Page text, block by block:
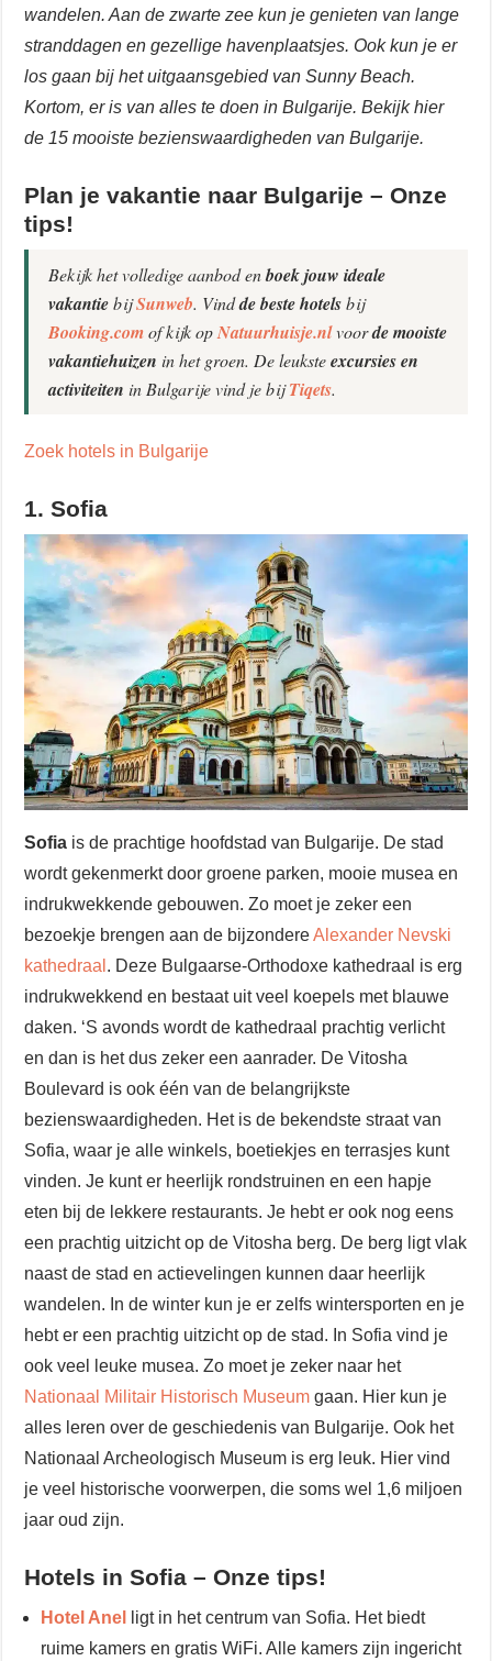
wandelen. Aan de zwarte zee kun je genieten van lange
stranddagen en gezellige havenplaatsjes. Ook kun je er
los gaan bij het uitgaansgebied van Sunny Beach.
Kortom, er is van alles te doen in Bulgarije. Bekijk hier
de 15 mooiste bezienswaardigheden van Bulgarije.
Plan je vakantie naar Bulgarije – Onze
tips!
Bekijk het volledige aanbod enboek jouw ideale
vakantiebijSunweb. Vindde beste hotelsbij
Booking.comof kijk opNatuurhuisje.nlvoorde mooiste
vakantiehuizen in het groen. De leuksteexcursies en
activiteiten in Bulgarije vind je bijTiqets.
Zoek hotels in Bulgarije
1. Sofia
Sofia is de prachtige hoofdstad van Bulgarije. De stad
wordt gekenmerkt door groene parken, mooie musea en
indrukwekkende gebouwen. Zo moet je zeker een
bezoekje brengen aan de bijzondereAlexander Nevski
kathedraal . Deze Bulgaarse-Orthodoxe kathedraal is erg
indrukwekkend en bestaat uit veel koepels met blauwe
daken. ‘S avonds wordt de kathedraal prachtig verlicht
en dan is het dus zeker een aanrader. De Vitosha
Boulevard is ook één van de belangrijkste
bezienswaardigheden. Het is de bekendste straat van
Sofia, waar je alle winkels, boetiekjes en terrasjes kunt
vinden. Je kunt er heerlijk rondstruinen en een hapje
eten bij de lekkere restaurants. Je hebt er ook nog eens
een prachtig uitzicht op de Vitosha berg. De berg ligt vlak
naast de stad en actievelingen kunnen daar heerlijk
wandelen. In de winter kun je er zelfs wintersporten en je
hebt er een prachtig uitzicht op de stad. In Sofia vind je
ook veel leuke musea. Zo moet je zeker naar het
Nationaal Militair Historisch Museum gaan. Hier kun je
alles leren over de geschiedenis van Bulgarije. Ook het
Nationaal Archeologisch Museum is erg leuk. Hier vind
je veel historische voorwerpen, die soms wel 1,6 miljoen
jaar oud zijn.
Hotels in Sofia – Onze tips!
Hotel Anel
ligt in het centrum van Sofia. Het biedt
ruime kamers en gratis WiFi. Alle kamers zijn ingericht